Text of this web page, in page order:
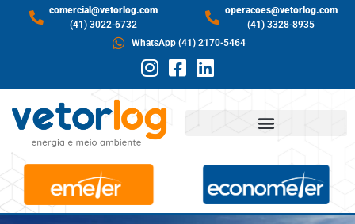
comercial@vetorlog.com
(41) 3022-6732
operacoes@vetorlog.com
(41) 3328-8935
WhatsApp (41) 2170-5464